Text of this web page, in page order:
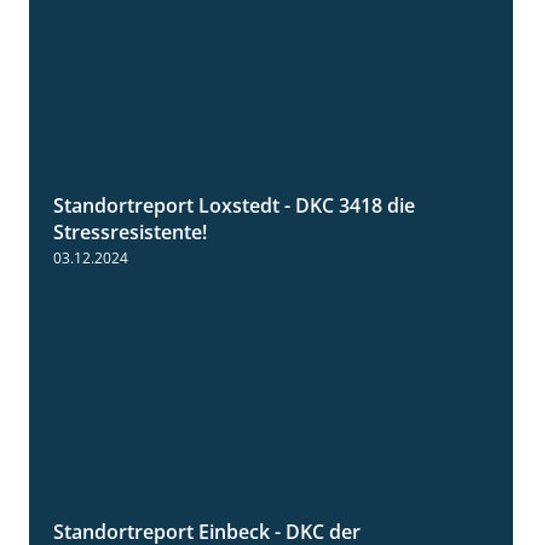
1:04
Standortreport Loxstedt - DKC 3418 die
Stressresistente!
03.12.2024
Standortreport Einbeck - DKC der